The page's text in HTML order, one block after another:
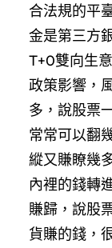
合法規的平
金是第三方
T+0雙向生
政策影響，
多，說股票
常常可以翻
縱又賺瞭幾
內裡的錢轉
賺歸，說股
貨賺的錢，